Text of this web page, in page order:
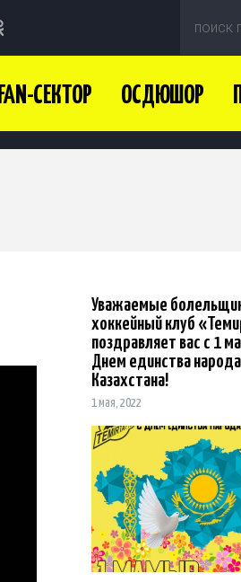
FAN-СЕКТОР ОСДЮШОР
Уважаемые
хоккейный клуб
поздравляет вас с 1
Днем единства народа
Казахстана!
1 мая, 2022